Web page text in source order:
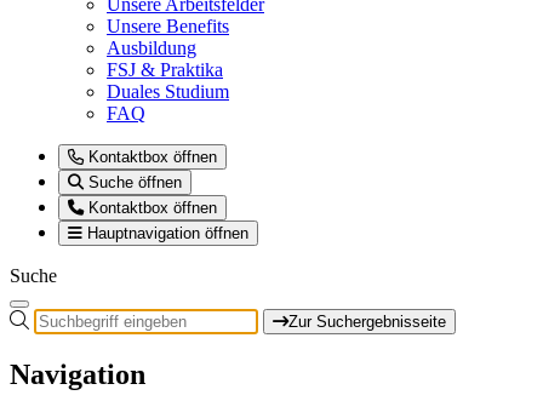
Unsere Arbeitsfelder
Unsere Benefits
Ausbildung
FSJ & Praktika
Duales Studium
FAQ
Kontaktbox öffnen
Suche öffnen
Kontaktbox öffnen
Hauptnavigation öffnen
Suche
Zur Suchergebnisseite
Navigation